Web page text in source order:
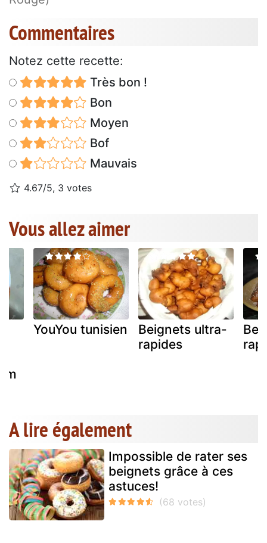
Commentaires
Notez cette recette:
Très bon !
Bon
Moyen
Bof
Mauvais
4.67/5, 3 votes
Vous allez aimer
YouYou tunisien
Beignets ultra-
rapides
A lire également
Impossible de rater ses
beignets grâce à ces
astuces!